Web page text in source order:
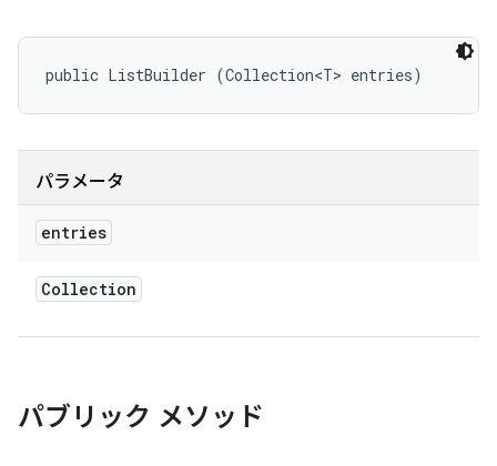
public ListBuilder (Collection<T> entries)
パラメータ
entries
Collection
パブリック メソッド